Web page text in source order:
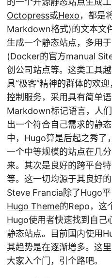
Octopress或Hexo，都是
Markdown格式)的文本文
生成一个静态站点，多用
(Docker的官方manual
创公司站点等。这类工具
具“极客”精神的群体的欢
控制服务，采用具有简单
Markdown标记语言，人
出一个符合自己需求的静
中，Hugo算是后起之秀了
一个中等规模的站点在几
来。其次是良好的跨平台
等。这一切均源于其良好
Steve Francia除了Hugo
Hugo Theme的Repo，这
Hugo使用者快速找到自己
静态站点。目前国内使用
其趋势是在逐渐增多。这
大家入个门，引个路吧。